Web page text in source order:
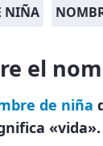
NIÑA
el
de niña
«vida».